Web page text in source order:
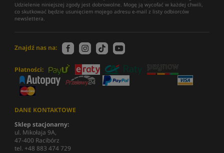
Udzielenie niniejszej zgody jest dobrowolne. Mogę ją wycofać w każdej chwili,
co skutkować będzie usunięciem mojego adresu e-mail z listy odbiorców
newslettera.
Znajdź nas na:
Płatności:
DANE KONTAKTOWE
Sklep stacjonarny:
ul. Mikołaja 9A,
47-400 Racibórz
tel. +48 883 474 729